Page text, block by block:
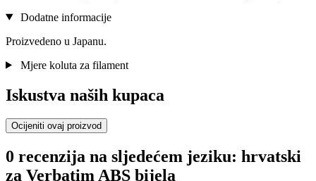
Dodatne informacije
Proizvedeno u Japanu.
Mjere koluta za filament
Iskustva naših kupaca
Ocijeniti ovaj proizvod
0 recenzija na sljedećem jeziku: hrvatski
za Verbatim ABS bijela